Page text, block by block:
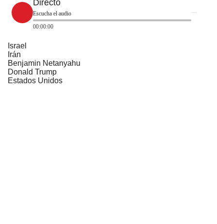
Directo
Escucha el audio
00:00:00
Israel
Irán
Benjamin Netanyahu
Donald Trump
Estados Unidos